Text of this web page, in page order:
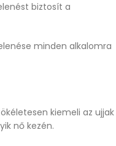
biztosít a
minden alkalomra
kiemeli az ujjak
nő kezén.